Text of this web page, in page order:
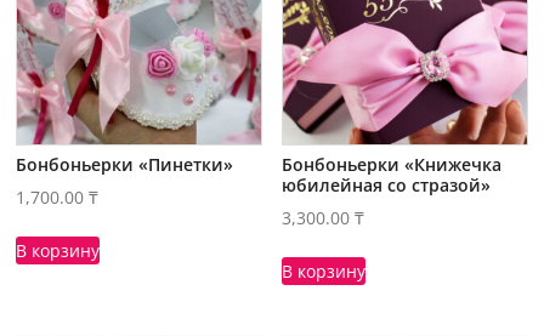
Бонбоньерки «Пинетки»
1,700.00₸
В корзину
Бонбоньерки «Книжечка
юбилейная со стразой»
3,300.00₸
В корзину